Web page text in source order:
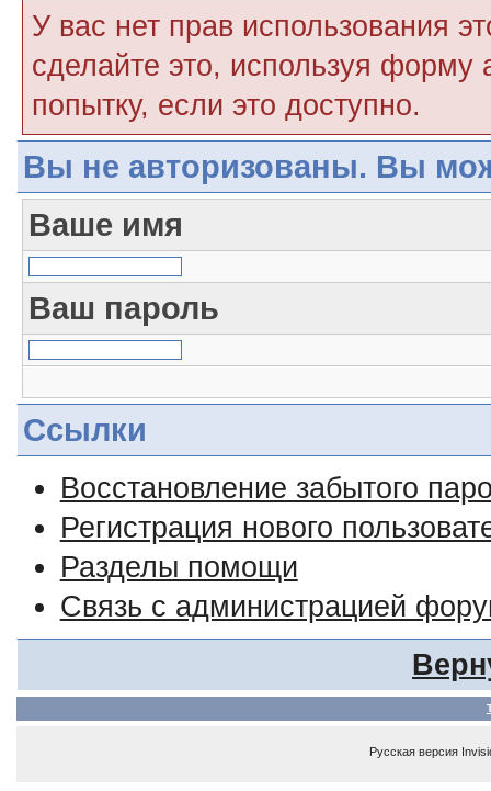
У вас нет прав использования
сделайте это, используя форму
попытку, если это доступно.
Вы не авторизованы. Вы
Ваше имя
Ваш пароль
Ссылки
Восстановление забытого
Регистрация нового
Разделы помощи
Связь с администрацией
Русская версия